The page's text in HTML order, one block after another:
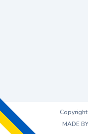
MADE